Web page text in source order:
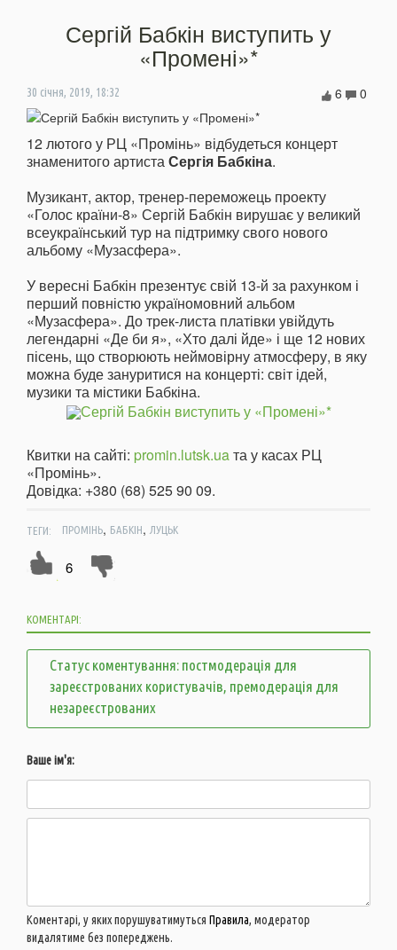
Сергій Бабкін виступить у
«Промені»*
30 січня, 2019, 18:32 0
6
12 лютого у РЦ «Промінь» відбудеться концерт
знаменитого артистаСергія Бабкіна.
Музикант, актор, тренер-переможець проекту
«Голос країни-8» Сергій Бабкін вирушає у великий
всеукраїнський тур на підтримку свого нового
альбому «Музасфера».
У вересні Бабкін презентує свій 13-й за рахунком і
перший повністю україномовний альбом
«Музасфера». До трек-листа платівки увійдуть
легендарні «Де би я», «Хто далі йде» і ще 12 нових
пісень, що створюють неймовірну атмосферу, в яку
можна буде зануритися на концерті: світ ідей,
музики та містики Бабкіна.
Квитки на сайті: promin.lutsk.uaта у касах РЦ
«Промінь».
Довідка: +380 (68) 525 90 09.
ТЕГИ: ПРОМІНЬ, БАБКІН, ЛУЦЬК
6
КОМЕНТАРІ:
Статус коментування: постмодерація для
зареєстрованих користувачів, премодерація для
незареєстрованих
Ваше ім'я:
Коментарі, у яких порушуватимуться Правила, модератор
видалятиме без попереджень.